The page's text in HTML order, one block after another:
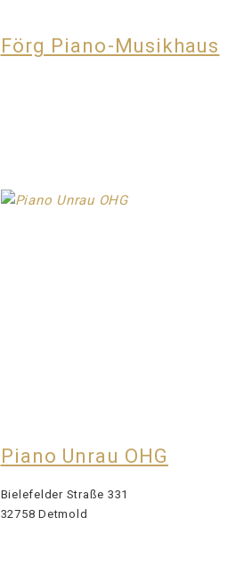
Förg Piano-Musikhaus
Piano Unrau OHG
Bielefelder Straße 331
32758 Detmold